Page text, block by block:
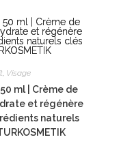
, Visage
ml | Crème de
et régénère
naturels